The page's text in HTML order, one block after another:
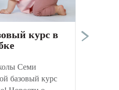
курс в
Семи
базовый курс